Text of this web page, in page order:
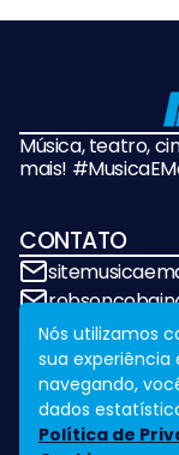
Música, teatro,
mais!
CONTATO
REDES SOCIAIS
Nós utilizamos
sua experiência
navegando,
dados
Política de